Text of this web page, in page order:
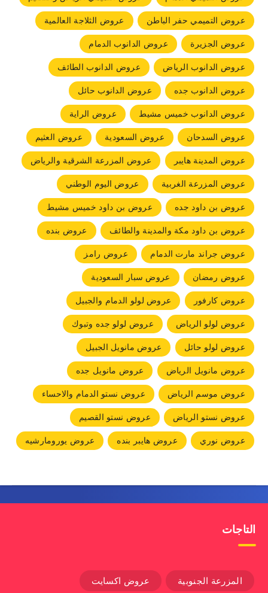
عروض التميمي حفر الباطن
عروض الثلاجة العالمية
عروض الجزيرة
عروض الدانوب الدمام
عروض الدانوب الرياض
عروض الدانوب الطائف
عروض الدانوب جده
عروض الدانوب حائل
عروض الدانوب خميس مشيط
عروض الراية
عروض السدحان
عروض السعودية
عروض العثيم
عروض المدينة هايبر
عروض المزرعة الشرقية والرياض
عروض المزرعة الغربية
عروض اليوم الوطني
عروض بن داود جده
عروض بن داود خميس مشيط
عروض بن داود مكة والمدينة والطائف
عروض بنده
عروض جراند مارت الدمام
عروض رامز
عروض رمضان
عروض سبار السعودية
عروض كارفور
عروض لولو الدمام والجبيل
عروض لولو الرياض
عروض لولو جده وتبوك
عروض لولو حائل
عروض مانويل الجبيل
عروض مانويل الرياض
عروض مانويل جده
عروض موسم الرياض
عروض نستو الدمام والاحساء
عروض نستو الرياض
عروض نستو القصيم
عروض نوري
عروض هايبر بنده عروض يورومارشيه
التاجات
المزرعة الجنوبية عروض اكسايت